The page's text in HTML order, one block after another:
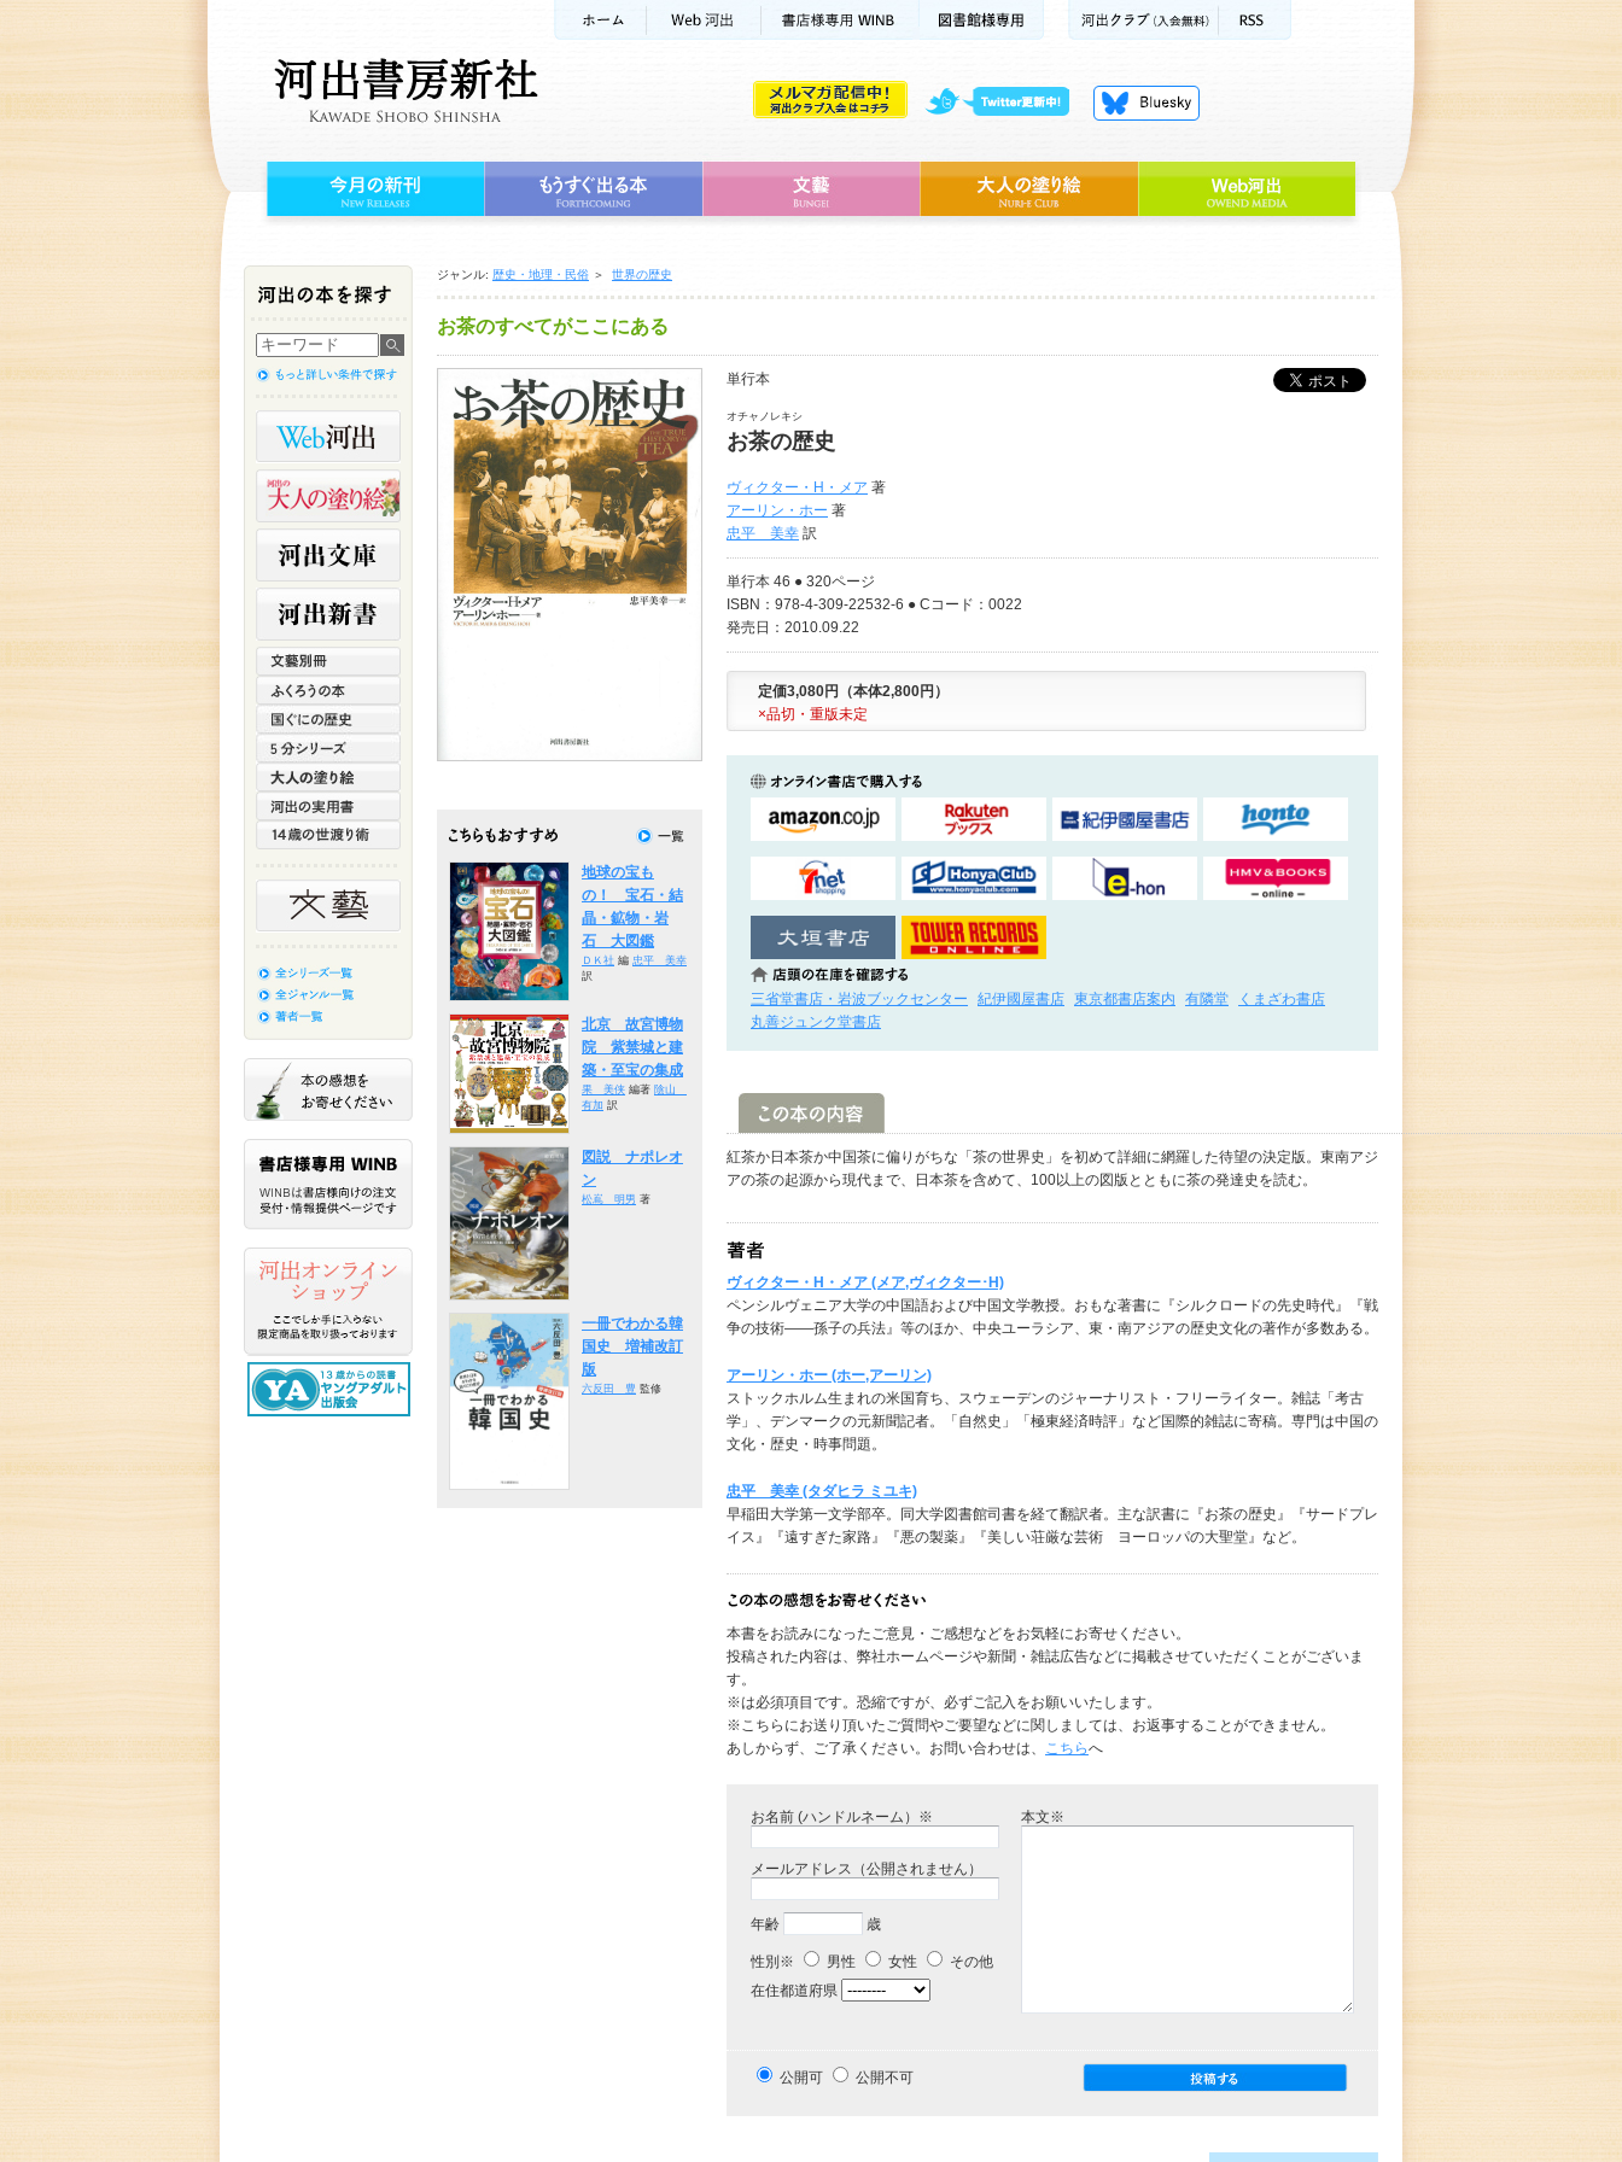
ジャンル: 歴史・地理・民俗 ＞ 世界の歴史
お茶のすべてがここにある
単行本
オチャノレキシ
お茶の歴史
ヴィクター・H・メア 著
アーリン・ホー 著
忠平 美幸 訳
単行本 46 ● 320ページ
ISBN：978-4-309-22532-6 ● Cコード：0022
発売日：2010.09.22
定価3,080円（本体2,800円）
×品切・重版未定
三省堂書店・岩波ブックセンター 紀伊國屋書店 東京都書店案内 有隣堂
くまざわ書店
丸善ジュンク堂書店
紅茶か日本茶か中国茶に偏りがちな「茶の世界史」を初めて詳細に網羅した待望の決定版。東南アジ
アの茶の起源から現代まで、日本茶を含めて、100以上の図版とともに茶の発達史を読む。
ヴィクター・H・メア (メア,ヴィクター･H)
ペンシルヴェニア大学の中国語および中国文学教授。おもな著書に『シルクロードの先史時代』『戦
争の技術――孫子の兵法』等のほか、中央ユーラシア、東・南アジアの歴史文化の著作が多数ある。
アーリン・ホー (ホー,アーリン)
ストックホルム生まれの米国育ち、スウェーデンのジャーナリスト・フリーライター。雑誌「考古
学」、デンマークの元新聞記者。「自然史」「極東経済時評」など国際的雑誌に寄稿。専門は中国の
文化・歴史・時事問題。
忠平 美幸 (タダヒラ ミユキ)
早稲田大学第一文学部卒。同大学図書館司書を経て翻訳者。主な訳書に『お茶の歴史』『サードプレ
イス』『遠すぎた家路』『悪の製薬』『美しい荘厳な芸術 ヨーロッパの大聖堂』など。
本書をお読みになったご意見・ご感想などをお気軽にお寄せください。
投稿された内容は、弊社ホームページや新聞・雑誌広告などに掲載させていただくことがございま
す。
※は必須項目です。恐縮ですが、必ずご記入をお願いいたします。
※こちらにお送り頂いたご質問やご要望などに関しましては、お返事することができません。
あしからず、ご了承ください。お問い合わせは、 こちらへ
お名前 (ハンドルネーム）※
メールアドレス（公開されません）
年齢 歳
性別※ 男性 女性
その他
在住都道府県
本文※
公開可 公開不可
地球の宝も
の！ 宝石・結
晶・鉱物・岩
石 大図鑑
ＤＫ社 編 忠平 美幸
訳
北京 故宮博物
院 紫禁城と建
築・至宝の集成
果 美侠 編著 陰山
有加 訳
図説 ナポレオ
ン
松嶌 明男 著
一冊でわかる韓
国史 増補改訂
版
六反田 豊 監修